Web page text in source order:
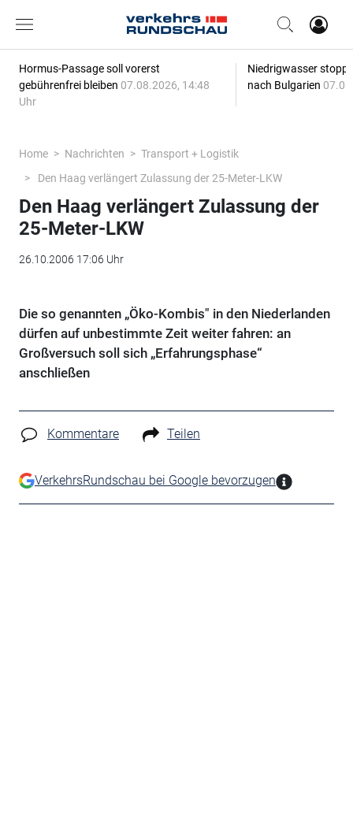
Hormus-Passage soll vorerst
gebührenfrei bleiben 07.08.2026, 14:48
Uhr
Niedrigwasser
nach Bulgarien
Home Nachrichten
Transport + Logistik
Den Haag verlängert Zulassung der 25-Meter-LKW
Den Haag verlängert Zulassung der
25-Meter-LKW
26.10.2006 17:06 Uhr
Die so genannten „Öko-Kombis" in den Niederlanden
dürfen auf unbestimmte Zeit weiter fahren: an
Großversuch soll sich „Erfahrungsphase“
anschließen
Kommentare Teilen
VerkehrsRundschau bei Google bevorzugen